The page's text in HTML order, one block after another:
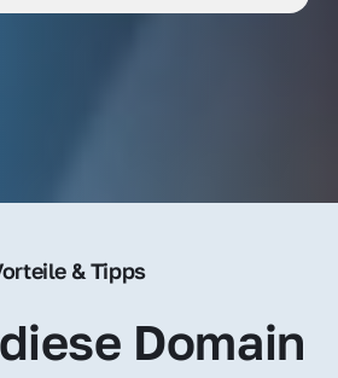
& Tipps
Domain